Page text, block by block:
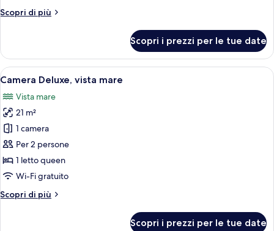
Scopri di più
Altri
Junior,
vista
mare
Scopri i prezzi per le tue date
Apri
tutte
le
foto
per
Camera
Deluxe,
vista
Una camera d'albergo con balcone,
11
Camera Deluxe, vista mare
Vista mare
21 m²
1 camera
Per 2 persone
1 letto queen
Wi-Fi gratuito
Scopri di più
Altri
Scopri i prezzi per le tue date